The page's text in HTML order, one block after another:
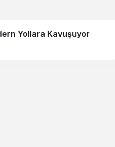
Yollara Kavuşuyor